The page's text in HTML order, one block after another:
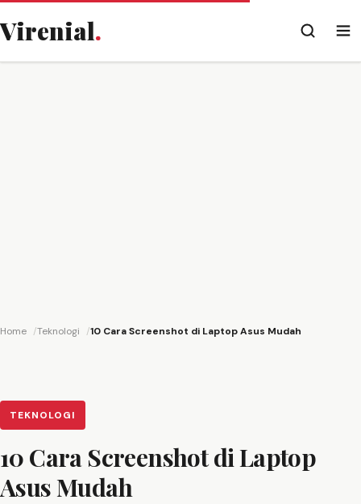
Virenial.
Home Teknologi 10 Cara Screenshot di Laptop Asus Mudah
TEKNOLOGI
10 Cara Screenshot di Laptop
Asus Mudah